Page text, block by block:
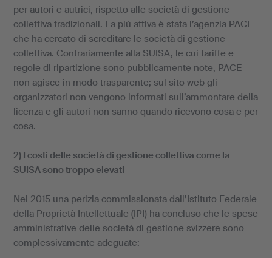
per autori e autrici, rispetto alle società di gestione
collettiva tradizionali. La più attiva è stata l’agenzia PACE
che ha cercato di screditare le società di gestione
collettiva. Contrariamente alla SUISA, le cui tariffe e
regole di ripartizione sono pubblicamente note, PACE
non agisce in modo trasparente; sul sito web gli
organizzatori non vengono informati sull’ammontare della
licenza e gli autori non sanno quando ricevono cosa e per
cosa.
2) I costi delle società di gestione collettiva come la
SUISA sono troppo elevati
Nel 2015 una perizia commissionata dall’Istituto Federale
della Proprietà Intellettuale (IPI) ha concluso che le spese
amministrative delle società di gestione svizzere sono
complessivamente adeguate: